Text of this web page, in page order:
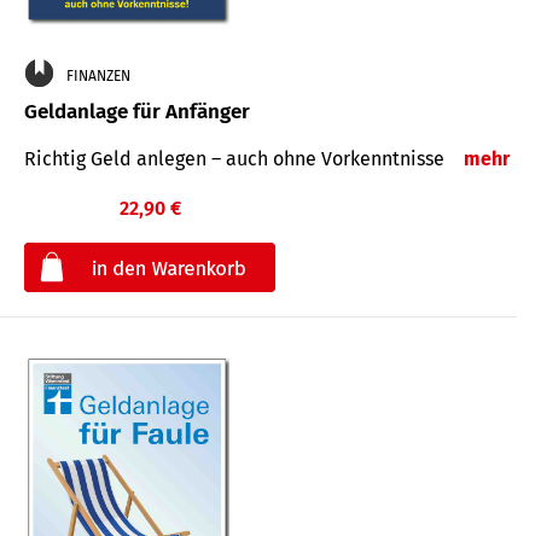
FINANZEN
Geldanlage für Anfänger
Richtig Geld anlegen – auch ohne Vorkenntnisse mehr
22,90 €